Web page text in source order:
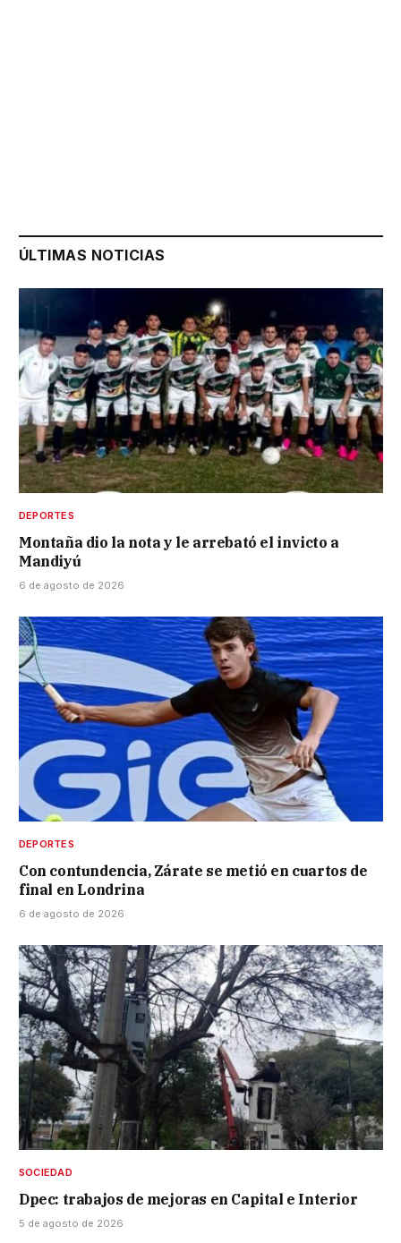
ÚLTIMAS NOTICIAS
DEPORTES
Montaña dio la nota y le arrebató el invicto a
Mandiyú
6 de agosto de 2026
DEPORTES
Con contundencia, Zárate se metió en cuartos de
final en Londrina
6 de agosto de 2026
SOCIEDAD
Dpec: trabajos de mejoras en Capital e Interior
5 de agosto de 2026